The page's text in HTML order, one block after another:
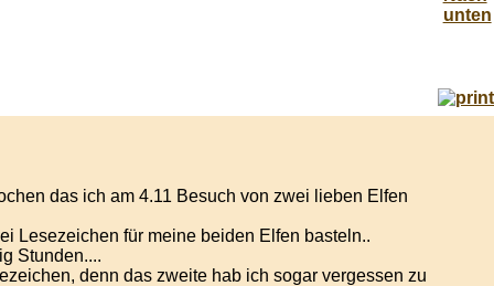
das ich am 4.11 Besuch von zwei lieben Elfen
Lesezeichen für meine beiden Elfen basteln..
Stunden....
denn das zweite hab ich sogar vergessen zu